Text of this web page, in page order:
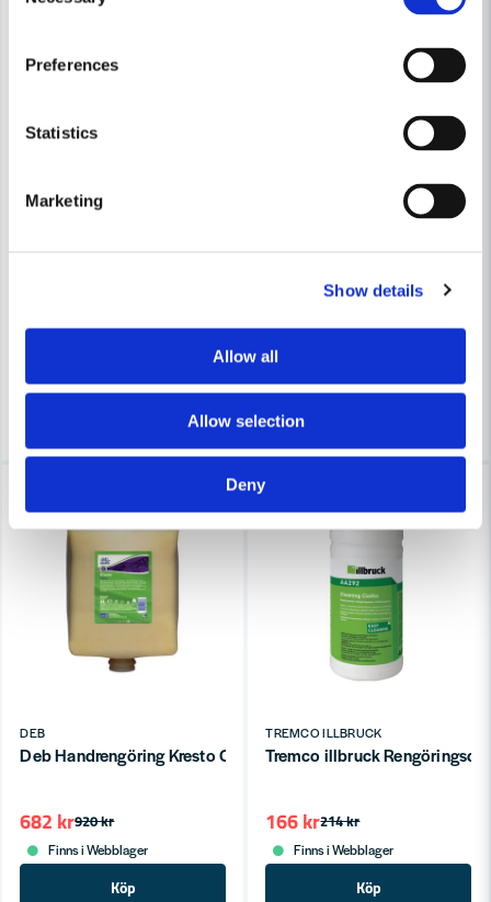
Preferences
Statistics
Marketing
Show details
Allow all
Allow selection
Deny
369 kr
DEB
Deb Handrengöring Kresto Citrus 4L
920 kr
682 kr
Finns i Webblager
Köp
TREMCO ILLBRUCK
Tremco illbruck
214 kr
166 kr
Finns i Webblager
Köp